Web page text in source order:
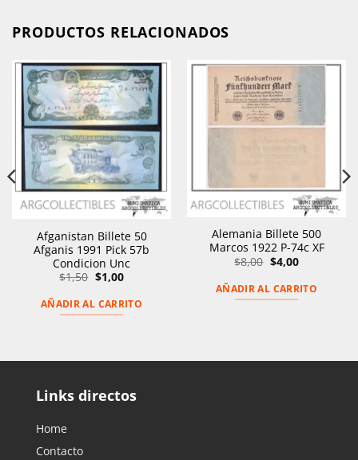
PRODUCTOS RELACIONADOS
Afganistan Billete 50
Afganis 1991 Pick 57b
Condicion Unc
$1,50 El
precio
original
era:
$1,50.
$1,00El
actual
es:
$1,00.
AÑADIR AL CARRITO
Alemania Billete 500
Marcos 1922 P-74c XF
$8,00 El
precio
era:
$8,00.
$4,00El
precio
es:
$4,00.
AÑADIR AL CARRITO
Links directos
Home
Contacto